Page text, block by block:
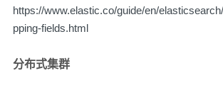
https://www.elastic.co/guide/en/
pping-fields.html
分布式集群